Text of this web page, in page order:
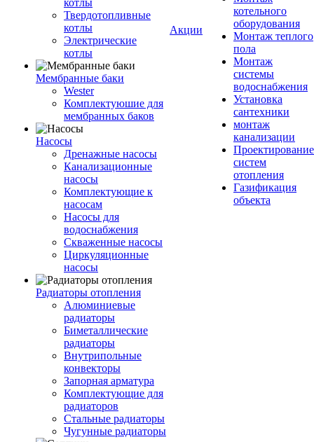
котлы
Твердотопливные
котлы
Электрические
котлы
Мембранные баки
Wester
Комплектуюшие для
мембранных баков
Насосы
Дренажные насосы
Канализационные
насосы
Комплектующие к
насосам
Насосы для
водоснабжения
Скваженные насосы
Циркуляционные
насосы
Радиаторы отопления
Алюминиевые
радиаторы
Биметаллические
радиаторы
Внутрипольные
конвекторы
Запорная арматура
Комплектующие для
радиаторов
Стальные радиаторы
Чугунные радиаторы
Акции
котельного
оборудования
Монтаж теплого
пола
Монтаж
системы
водоснабжения
Установка
сантехники
монтаж
канализации
Проектирование
систем
отопления
Газификация
объекта